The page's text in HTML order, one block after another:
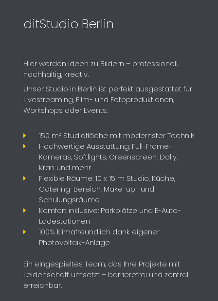
ditStudio Berlin
Hier werden Ideen zu Bildern – professionell,
nachhaltig, kreativ.
Unser Studio in Berlin ist perfekt ausgestattet für
Livestreaming, Film- und Fotoproduktionen,
Workshops oder Events:
150 m² Studiofläche mit modernster Technik
Hochwertige Ausstattung: Full-Frame-
Kameras, Softlights, Greenscreen, Dolly,
Kran und mehr
Flexible Räume: 10 x 15 m Studio, Küche,
Catering-Bereich, Make-up- und
Schulungsräume
Komfort inklusive: Parkplätze und E-Auto-
Ladestationen
100% klimafreundlich dank eigener
Photovoltaik-Anlage
Ein eingespieltes Team, das Ihre Projekte mit
Leidenschaft umsetzt – barrierefrei und zentral
erreichbar.